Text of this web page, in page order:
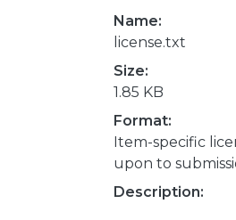
Name:
license.txt
Size:
1.85 KB
Format:
Item-specific
upon to
Description: